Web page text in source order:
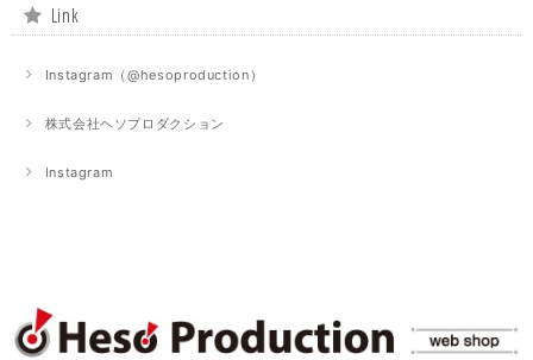
Link
Instagram（@hesoproduction）
株式会社ヘソプロダクション
Instagram